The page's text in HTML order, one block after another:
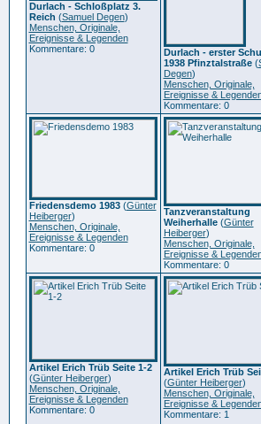
Durlach - Schloßplatz 3.
Reich (Samuel Degen)
Menschen, Originale,
Ereignisse & Legenden
Kommentare: 0
Durlach - erster
1938 Pfinztalstraße(
Degen)
Menschen, Originale,
Ereignisse &
Kommentare: 0
Friedensdemo 1983(Günter
Heiberger)
Menschen, Originale,
Ereignisse & Legenden
Kommentare: 0
Tanzveranstaltung
Weiherhalle(Günter
Heiberger)
Menschen, Originale,
Ereignisse &
Kommentare: 0
Artikel Erich Trüb Seite 1-2
(Günter Heiberger)
Menschen, Originale,
Ereignisse & Legenden
Kommentare: 0
Artikel Erich Trüb
(Günter Heiberger)
Menschen, Originale,
Ereignisse &
Kommentare: 1